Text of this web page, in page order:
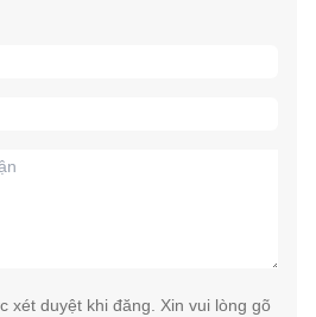
xét duyệt khi đăng. Xin vui lòng gõ